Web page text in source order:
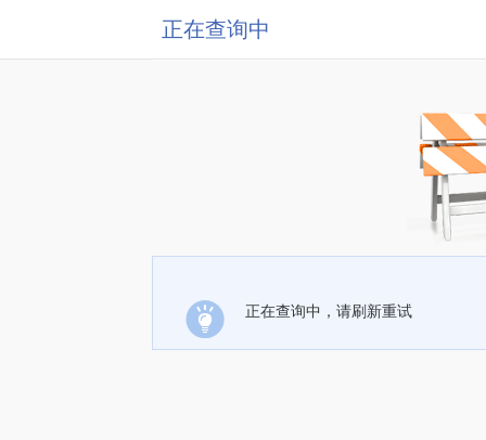
正在查询中
正在查询中，请刷新重试